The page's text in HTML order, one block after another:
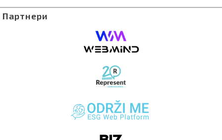
Партнери